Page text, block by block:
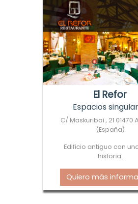
El Refor
Espacios
C/ Maskuribai , 21 01470
(España)
Edificio antiguo con
historia.
Quiero más